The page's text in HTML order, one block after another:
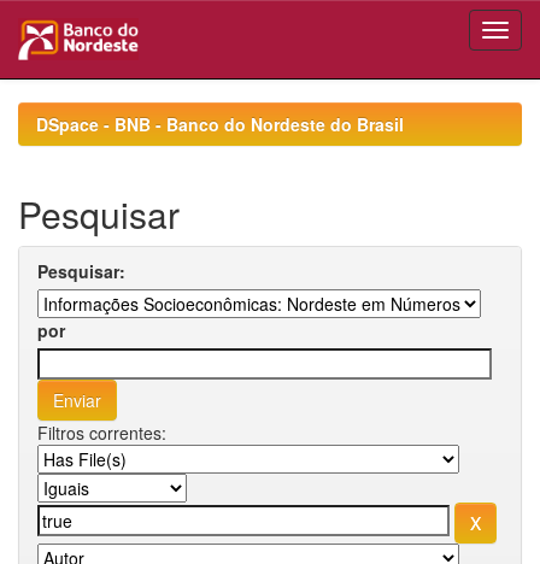
navigationDSpace - BNB - Banco do Nordeste do Brasil
Pesquisar
Pesquisar:
por
Filtros correntes: